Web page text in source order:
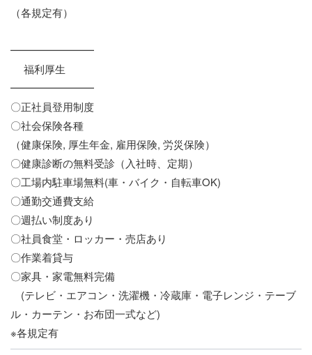
（各規定有）
━━━━━━━━
福利厚生
━━━━━━━━
〇正社員登用制度
〇社会保険各種
（健康保険, 厚生年金, 雇用保険, 労災保険）
〇健康診断の無料受診（入社時、定期）
〇工場内駐車場無料(車・バイク・自転車OK)
〇通勤交通費支給
〇週払い制度あり
〇社員食堂・ロッカー・売店あり
〇作業着貸与
〇家具・家電無料完備
(テレビ・エアコン・洗濯機・冷蔵庫・電子レンジ・テーブ
ル・カーテン・お布団一式など)
※各規定有